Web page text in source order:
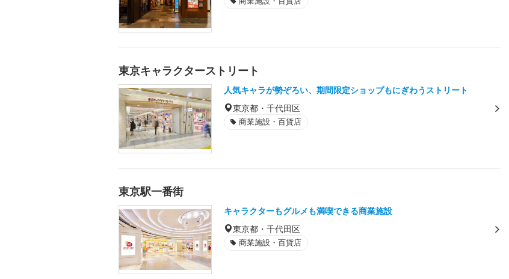
東京キャラクターストリート
人気キャラが勢ぞろい、期間限定ショップもにぎわうストリート
東京都・千代田区
商業施設・百貨店
東京駅一番街
キャラクターもグルメも満喫できる商業施設
東京都・千代田区
商業施設・百貨店